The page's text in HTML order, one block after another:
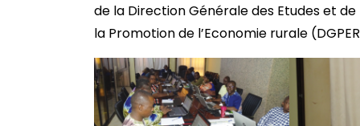
de la Direction Générale des Etudes et
la Promotion de l’Economie rurale